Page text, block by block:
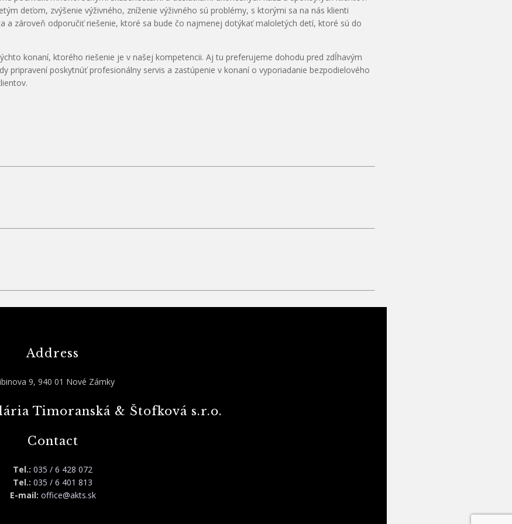
deťom, zvýšenie výživného, zníženie výživného sú problémy, s ktorými sa na nás klienti
a zároveň odporučiť riešenie, ktoré sa bude čo najmenej dotýkať maloletých detí, ktoré sú do
konaní, ktorého riešenie je v našej kompetencii. Aj tu preferujeme dohodu pred zdĺhavým
pripravení poskytnúť profesionálny servis a zastúpenie v konaní o vyporiadanie bezpodielového
Address
9, 940 01 Nové Zámky
Timoranská & Štofková s.r.o.
Contact
Tel.: 035 / 6 428 072
Tel.: 035 / 6 401 813
E-mail: office@akts.sk